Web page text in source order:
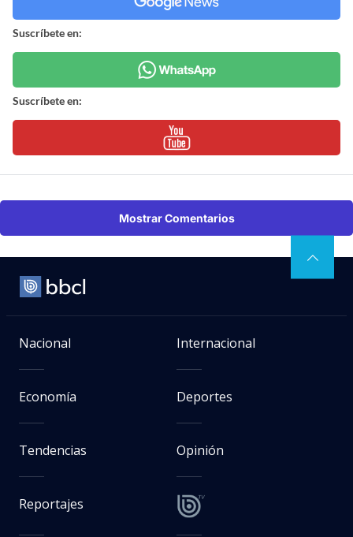
Suscríbete en:
Suscríbete en:
Mostrar Comentarios
Nacional Internacional
Economía Deportes
Tendencias Opinión
Reportajes